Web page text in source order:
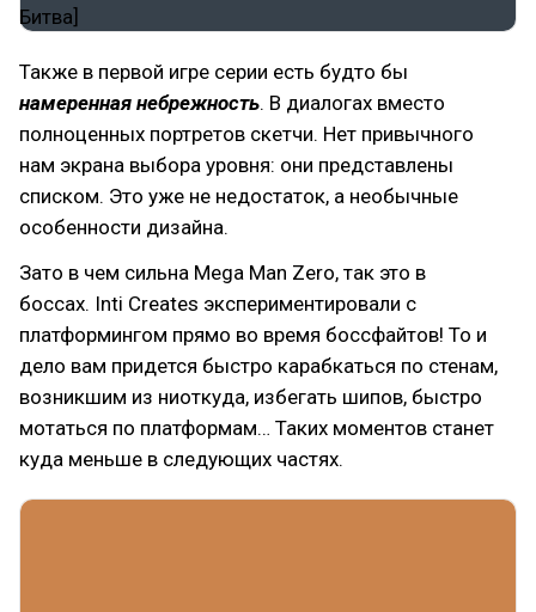
Также в первой игре серии есть будто бы
намеренная небрежность. В диалогах вместо
полноценных портретов скетчи. Нет привычного
нам экрана выбора уровня: они представлены
списком. Это уже не недостаток, а необычные
особенности дизайна.
Зато в чем сильна Mega Man Zero, так это в
боссах. Inti Creates экспериментировали с
платформингом прямо во время боссфайтов! То и
дело вам придется быстро карабкаться по стенам,
возникшим из ниоткуда, избегать шипов, быстро
мотаться по платформам… Таких моментов станет
куда меньше в следующих частях.